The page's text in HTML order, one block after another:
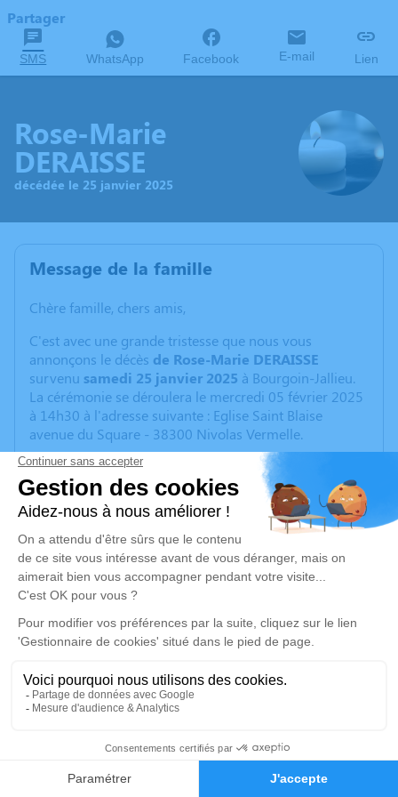
Faire-part Hommages
Partager
SMS WhatsApp Facebook E-mail Lien
Rose-Marie
DERAISSE
décédée le 25 janvier 2025
Message de la famille
Chère famille, chers amis,
C'est avec une grande tristesse que nous vous
annonçons le décès de Rose-Marie DERAISSE
survenu samedi 25 janvier 2025 à Bourgoin-Jallieu.
La cérémonie se déroulera le mercredi 05 février 2025
à 14h30 à l'adresse suivante : Eglise Saint Blaise
avenue du Square - 38300 Nivolas Vermelle.
Cet espace privé est destiné à recueillir vos
condoléances ou le souvenir d’un moment passé.
Un service de plantation d’arbre hommage est
disponible ici.
Cérémonie
Eglise Saint Blaise avenue du Square
38300 Nivolas Vermelle
Je rends hommage